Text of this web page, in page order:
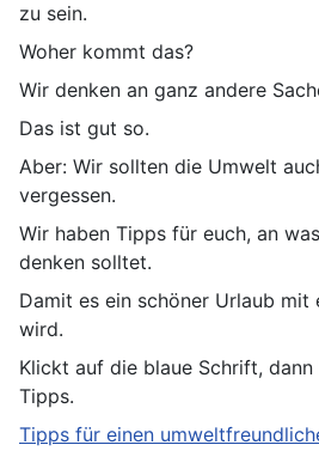
zu sein.
Woher kommt das?
Wir denken an ganz andere
Das ist gut so.
Aber: Wir sollten die Umwelt
vergessen.
Wir haben Tipps für euch, an
denken solltet.
Damit es ein schöner Urlaub mit
wird.
Klickt auf die blaue Schrift,
Tipps.
Tipps für einen